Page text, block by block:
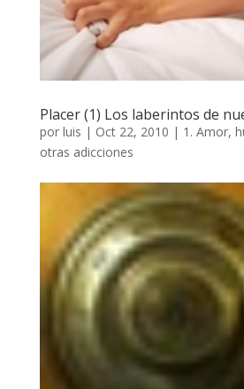
Placer (1) Los laberintos de
por luis | Oct 22, 2010 | 1. Amor,
otras adicciones